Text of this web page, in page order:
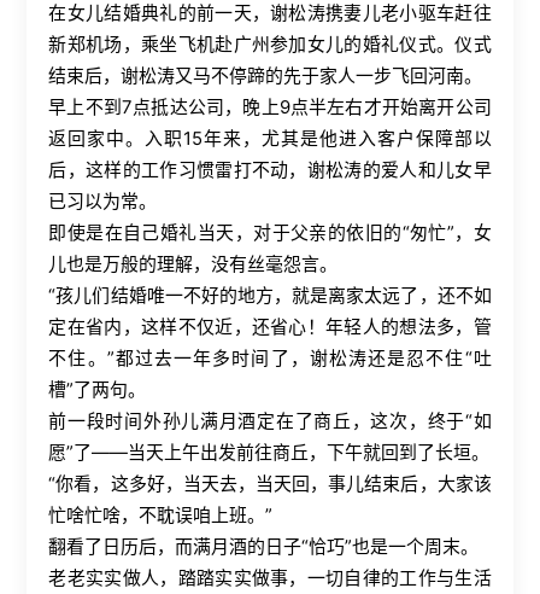
在女儿结婚典礼的前一天，谢松涛携妻儿老小驱车赶往
新郑机场，乘坐飞机赴广州参加女儿的婚礼仪式。仪式
结束后，谢松涛又马不停蹄的先于家人一步飞回河南。
早上不到7点抵达公司，晚上9点半左右才开始离开公司
返回家中。入职15年来，尤其是他进入客户保障部以
后，这样的工作习惯雷打不动，谢松涛的爱人和儿女早
已习以为常。
即使是在自己婚礼当天，对于父亲的依旧的“匆忙”，女
儿也是万般的理解，没有丝毫怨言。
“孩儿们结婚唯一不好的地方，就是离家太远了，还不如
定在省内，这样不仅近，还省心！年轻人的想法多，管
不住。”都过去一年多时间了，谢松涛还是忍不住“吐
槽”了两句。
前一段时间外孙儿满月酒定在了商丘，这次，终于“如
愿”了——当天上午出发前往商丘，下午就回到了长垣。
“你看，这多好，当天去，当天回，事儿结束后，大家该
忙啥忙啥，不耽误咱上班。”
翻看了日历后，而满月酒的日子“恰巧”也是一个周末。
老老实实做人，踏踏实实做事，一切自律的工作与生活